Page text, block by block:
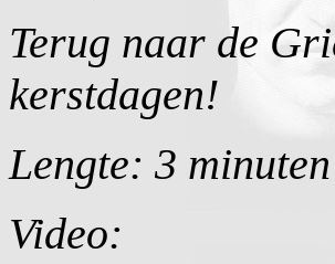
Terug naar de
kerstdagen!
Lengte: 3 minuten
Video: